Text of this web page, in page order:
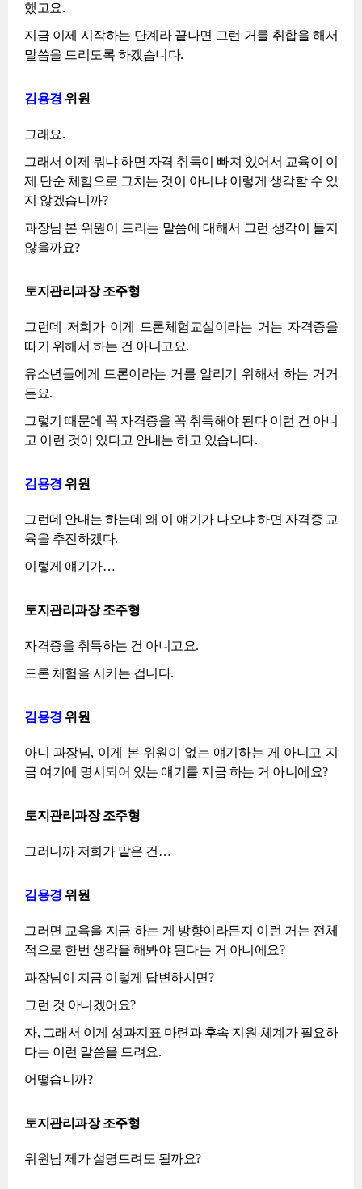
했고요.
지금 이제 시작하는 단계라 끝나면 그런 거를 취합을 해서
말씀을 드리도록 하겠습니다.
김용경 위원
그래요.
그래서 이제 뭐냐 하면 자격 취득이 빠져 있어서 교육이 이
제 단순 체험으로 그치는 것이 아니냐 이렇게 생각할 수 있
지 않겠습니까?
과장님 본 위원이 드리는 말씀에 대해서 그런 생각이 들지
않을까요?
토지관리과장 조주형
그런데 저희가 이게 드론체험교실이라는 거는 자격증을
따기 위해서 하는 건 아니고요.
유소년들에게 드론이라는 거를 알리기 위해서 하는 거거
든요.
그렇기 때문에 꼭 자격증을 꼭 취득해야 된다 이런 건 아니
고 이런 것이 있다고 안내는 하고 있습니다.
김용경 위원
그런데 안내는 하는데 왜 이 얘기가 나오냐 하면 자격증 교
육을 추진하겠다.
이렇게 얘기가…
토지관리과장 조주형
자격증을 취득하는 건 아니고요.
드론 체험을 시키는 겁니다.
김용경 위원
아니 과장님, 이게 본 위원이 없는 얘기하는 게 아니고 지
금 여기에 명시되어 있는 얘기를 지금 하는 거 아니에요?
토지관리과장 조주형
그러니까 저희가 맡은 건…
김용경 위원
그러면 교육을 지금 하는 게 방향이라든지 이런 거는 전체
적으로 한번 생각을 해봐야 된다는 거 아니에요?
과장님이 지금 이렇게 답변하시면?
그런 것 아니겠어요?
자, 그래서 이게 성과지표 마련과 후속 지원 체계가 필요하
다는 이런 말씀을 드려요.
어떻습니까?
토지관리과장 조주형
위원님 제가 설명드려도 될까요?